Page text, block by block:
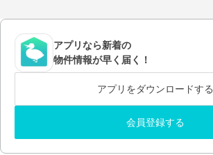
アプリなら新着の
物件情報が早く届く！
アプリをダウンロードする
会員登録する